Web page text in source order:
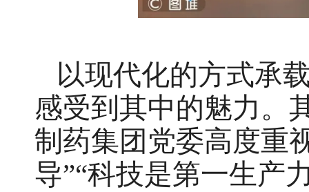
以现代化的方式承
感受到其中的魅力。
制药集团党委高度重
导”“科技是第一生产